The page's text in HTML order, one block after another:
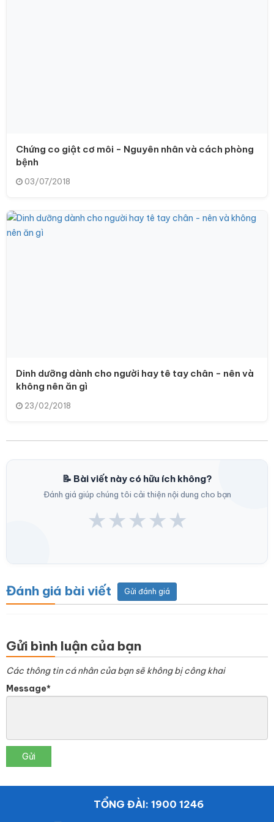
Chứng co giật cơ môi - Nguyên nhân và cách phòng
bệnh
03/07/2018
Dinh dưỡng dành cho người hay tê tay chân - nên và
không nên ăn gì
23/02/2018
📝 Bài viết này có hữu ích không?
Đánh giá giúp chúng tôi cải thiện nội dung cho bạn
★★★★★
Đánh giá bài viết Gửi đánh giá
Gửi bình luận của bạn
Các thông tin cá nhân của bạn sẽ không bị công khai
Message*
Gửi
TỔNG ĐÀI: 1900 1246